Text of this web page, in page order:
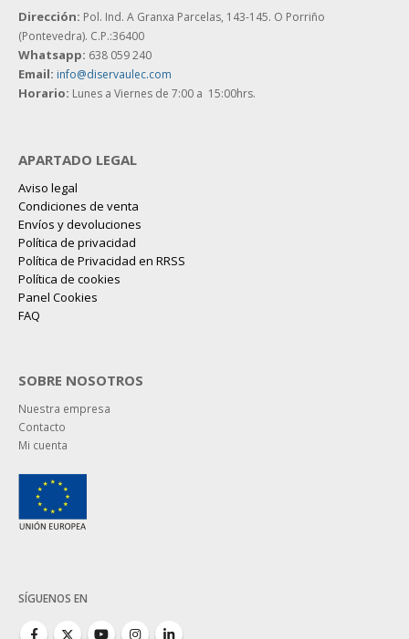
Dirección: Pol. Ind. A Granxa Parcelas, 143-145. O Porriño
(Pontevedra). C.P.:36400
Whatsapp: 638 059 240
Email: info@diservaulec.com
Horario: Lunes a Viernes de 7:00 a 15:00hrs.
APARTADO LEGAL
Aviso legal
Condiciones de venta
Envíos y devoluciones
Política de privacidad
Política de Privacidad en RRSS
Política de cookies
Panel Cookies
FAQ
SOBRE NOSOTROS
Nuestra empresa
Contacto
Mi cuenta
SÍGUENOS EN